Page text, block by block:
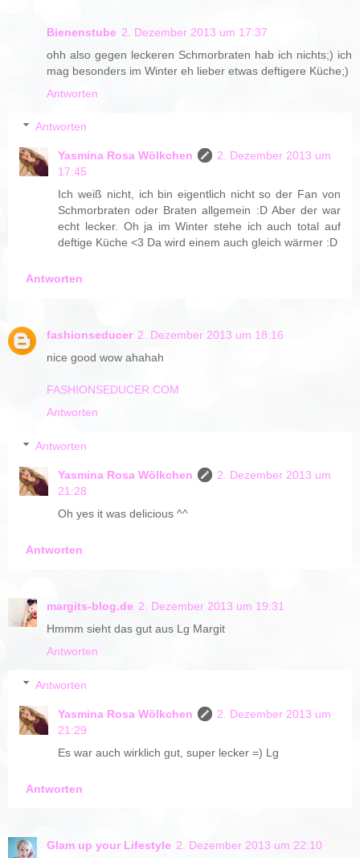
Bienenstube 2. Dezember 2013 um 17:37
ohh also gegen leckeren Schmorbraten hab ich nichts;) ich
mag besonders im Winter eh lieber etwas deftigere Küche;)
Antworten
Antworten
Yasmina Rosa Wölkchen
2. Dezember 2013 um
17:45
Ich weiß nicht, ich bin eigentlich nicht so der Fan von
Schmorbraten oder Braten allgemein :D Aber der war
echt lecker. Oh ja im Winter stehe ich auch total auf
deftige Küche <3 Da wird einem auch gleich wärmer :D
Antworten
fashionseducer 2. Dezember 2013 um 18:16
nice good wow ahahah
FASHIONSEDUCER.COM
Antworten
Antworten
Yasmina Rosa Wölkchen
2. Dezember 2013 um
21:28
Oh yes it was delicious ^^
Antworten
margits-blog.de 2. Dezember 2013 um 19:31
Hmmm sieht das gut aus Lg Margit
Antworten
Antworten
Yasmina Rosa Wölkchen
2. Dezember 2013 um
21:29
Es war auch wirklich gut, super lecker =) Lg
Antworten
Glam up your Lifestyle 2. Dezember 2013 um 22:10